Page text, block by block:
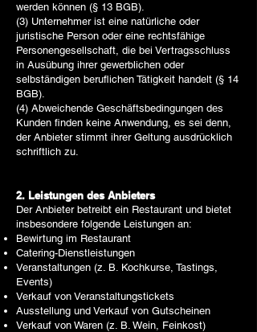
werden können (§ 13 BGB).
(3) Unternehmer ist eine natürliche oder
juristische Person oder eine rechtsfähige
Personengesellschaft, die bei Vertragsschluss
in Ausübung ihrer gewerblichen oder
selbständigen beruflichen Tätigkeit handelt (§ 14
BGB).
(4) Abweichende Geschäftsbedingungen des
Kunden finden keine Anwendung, es sei denn,
der Anbieter stimmt ihrer Geltung ausdrücklich
schriftlich zu.
2. Leistungen des Anbieters
Der Anbieter betreibt ein Restaurant und bietet
insbesondere folgende Leistungen an:
Bewirtung im Restaurant
Catering-Dienstleistungen
Veranstaltungen (z. B. Kochkurse, Tastings,
Events)
Verkauf von Veranstaltungstickets
Ausstellung und Verkauf von Gutscheinen
Verkauf von Waren (z. B. Wein, Feinkost)